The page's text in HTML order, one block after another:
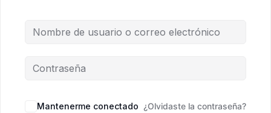
Mantenerme conectado ¿Olvidaste la contraseña?